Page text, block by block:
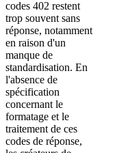
codes 402 restent
trop souvent sans
réponse, notamment
en raison d'un
manque de
standardisation. En
l'absence de
spécification
concernant le
formatage et le
traitement de ces
codes de réponse,